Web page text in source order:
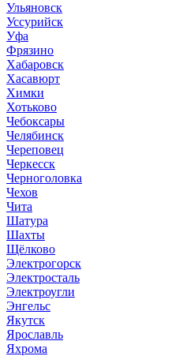
Ульяновск
Уссурийск
Уфа
Фрязино
Хабаровск
Хасавюрт
Химки
Хотьково
Чебоксары
Челябинск
Череповец
Черкесск
Черноголовка
Чехов
Чита
Шатура
Шахты
Щёлково
Электрогорск
Электросталь
Электроугли
Энгельс
Якутск
Ярославль
Яхрома